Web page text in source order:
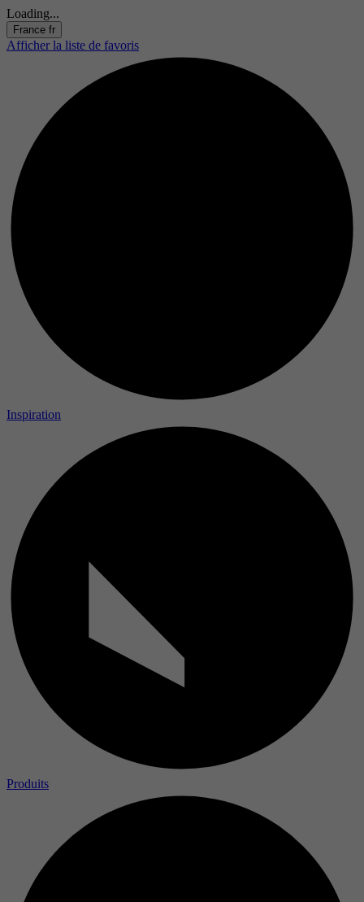
Loading...
France fr
Afficher la liste de favoris
Inspiration
Produits